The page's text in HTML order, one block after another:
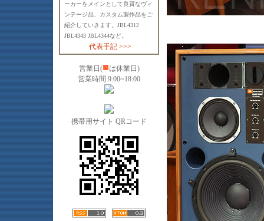
ーカーをメインとして良質なヴィ
ンテージ品、カスタム製作品をご
紹介していきます。JBL4312
JBL4343 JBL4344など。
代表手記 >>>
営業日(■は休業日)
営業時間 9:00~18:00
携帯用サイト QRコード